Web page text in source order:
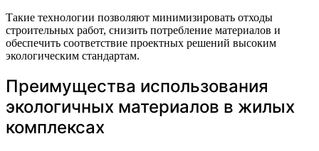
Такие технологии позволяют минимизировать отходы
строительных работ, снизить потребление материалов и
обеспечить соответствие проектных решений высоким
экологическим стандартам.
Преимущества использования
экологичных материалов в жилых
комплексах